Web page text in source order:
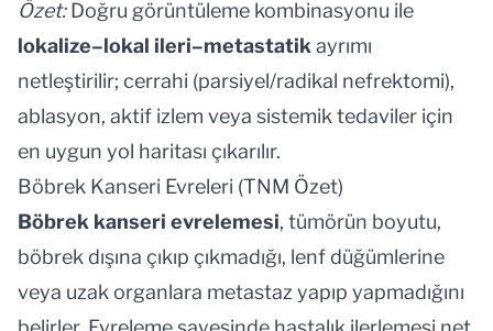
Özet:Doğru görüntüleme kombinasyonu ile
lokalize–lokal ileri–metastatik ayrımı
netleştirilir; cerrahi (parsiyel/radikal nefrektomi),
ablasyon, aktif izlem veya sistemik tedaviler için
en uygun yol haritası çıkarılır.
Böbrek Kanseri Evreleri (TNM Özet)
Böbrek kanseri evrelemesi, tümörün boyutu,
böbrek dışına çıkıp çıkmadığı, lenf düğümlerine
veya uzak organlara metastaz yapıp yapmadığını